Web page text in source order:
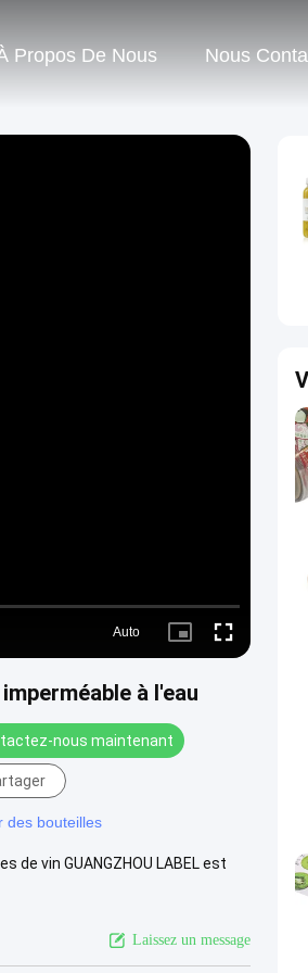
Propos De Nous Nous
Auto
Picture- Fullscreen
à l'eau
nous maintenant
des bouteilles
vin GUANGZHOU LABEL est
Laissez un message